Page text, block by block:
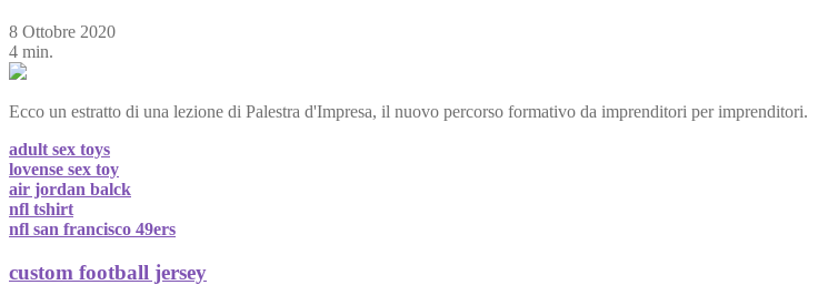
8 Ottobre 2020
4 min.
Ecco un estratto di una lezione di Palestra d'Impresa, il nuovo percorso formativo da imprenditori per imprenditori.
adult sex toys
lovense sex toy
air jordan balck
nfl tshirt
nfl san francisco 49ers
custom football jersey